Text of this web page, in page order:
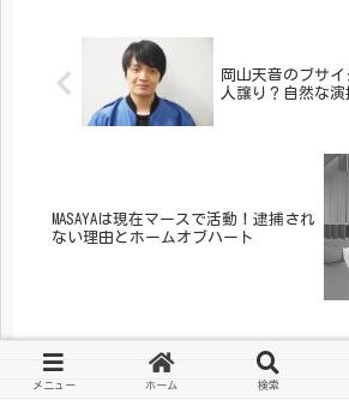
岡山天音のブサ
人譲り？自然な
MASAYAは現在マースで活動！逮捕され
ない理由とホームオブハート
芸能
メニュー ホーム 検索